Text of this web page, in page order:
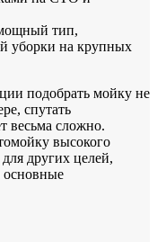
тип,
уборки на крупных
подобрать мойку не
спутать
сложно.
высокого
других целей,
основные